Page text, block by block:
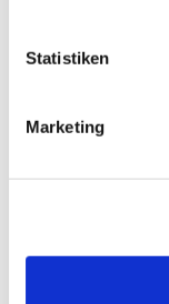
Statistiken
Marketing